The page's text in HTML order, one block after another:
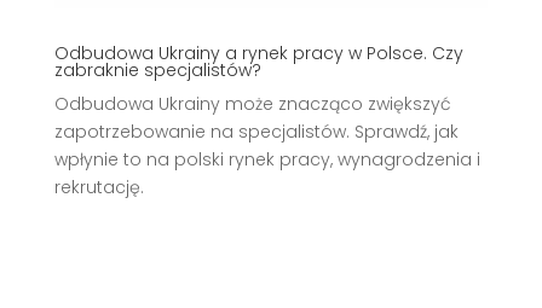
Odbudowa Ukrainy a rynek pracy w Polsce. Czy
zabraknie specjalistów?
Odbudowa Ukrainy może znacząco zwiększyć
zapotrzebowanie na specjalistów. Sprawdź, jak
wpłynie to na polski rynek pracy, wynagrodzenia i
rekrutację.